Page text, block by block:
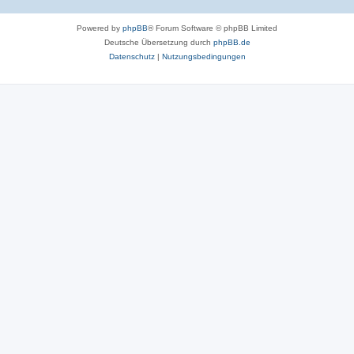
Powered by phpBB® Forum Software © phpBB Limited
Deutsche Übersetzung durch phpBB.de
Datenschutz| Nutzungsbedingungen